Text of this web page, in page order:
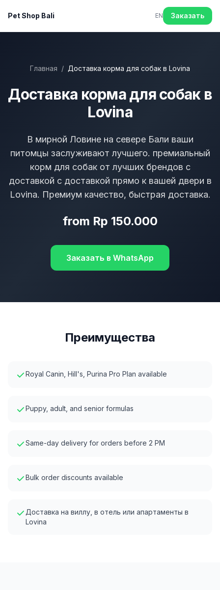
Pet Shop Bali EN Заказать
Главная / Доставка корма для собак в Lovina
Доставка корма для собак в
Lovina
В мирной Ловине на севере Бали ваши
питомцы заслуживают лучшего. премиальный
корм для собак от лучших брендов с
доставкой с доставкой прямо к вашей двери в
Lovina. Премиум качество, быстрая доставка.
from Rp 150.000
Заказать в WhatsApp
Преимущества
Royal Canin, Hill's, Purina Pro Plan available
Puppy, adult, and senior formulas
Same-day delivery for orders before 2 PM
Bulk order discounts available
Доставка на виллу, в отель или апартаменты в
Lovina